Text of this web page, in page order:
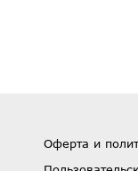
Оферта и